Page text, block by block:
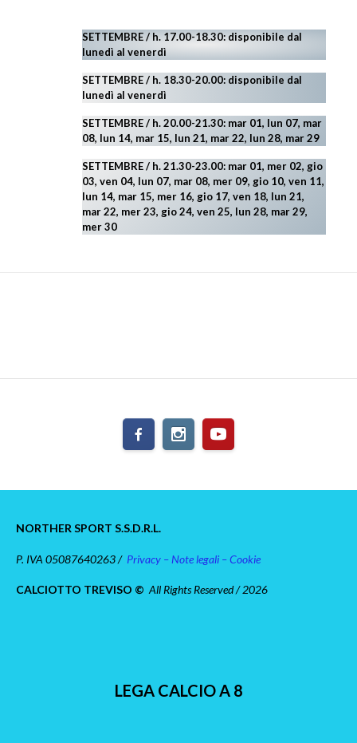
SETTEMBRE / h. 17.00-18.30: disponibile dal
lunedì al venerdì
SETTEMBRE / h. 18.30-20.00: disponibile dal
lunedì al venerdì
SETTEMBRE / h. 20.00-21.30: mar 01, lun 07, mar
08, lun 14, mar 15, lun 21, mar 22, lun 28, mar 29
SETTEMBRE / h. 21.30-23.00: mar 01, mer 02, gio
03, ven 04, lun 07, mar 08, mer 09, gio 10, ven 11,
lun 14, mar 15, mer 16, gio 17, ven 18, lun 21,
mar 22, mer 23, gio 24, ven 25, lun 28, mar 29,
mer 30
NORTHER SPORT S.S.D.R.L.
P. IVA 05087640263 / Privacy – Note legali – Cookie
CALCIOTTO TREVISO © All Rights Reserved / 2026
LEGA CALCIO A 8